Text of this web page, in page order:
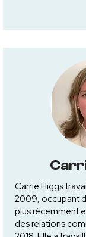
Carrie Higgs
2009, occupant
plus récemment
des relations